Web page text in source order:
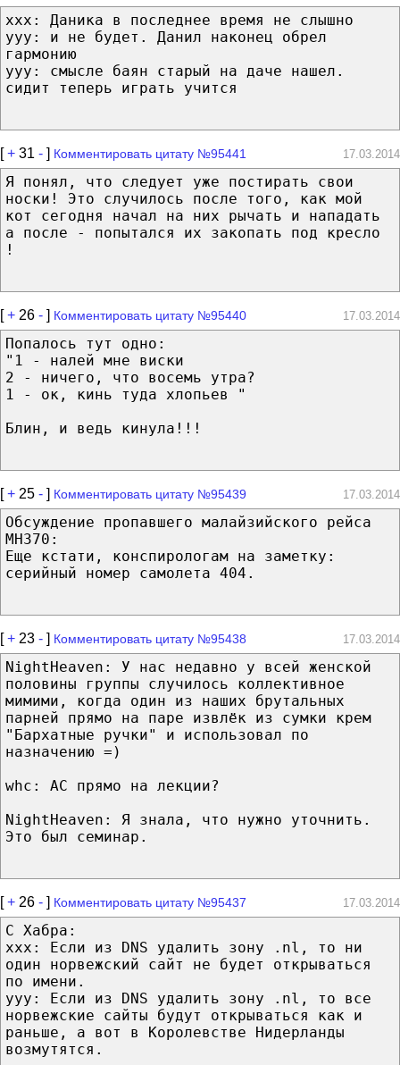
xxx: Даника в последнее время не слышно
yyy: и не будет. Данил наконец обрел
гармонию
yyy: смысле баян старый на даче нашел.
сидит теперь играть учится
[+ 31 - ] Комментировать цитату №95441 17.03.2014
Я понял, что следует уже постирать свои
носки! Это случилось после того, как мой
кот сегодня начал на них рычать и нападать
а после - попытался их закопать под кресло
!
[+ 26 - ] Комментировать цитату №95440 17.03.2014
Попалось тут одно:
"1 - налей мне виски
2 - ничего, что восемь утра?
1 - ок, кинь туда хлопьев "
Блин, и ведь кинула!!!
[+ 25 - ] Комментировать цитату №95439 17.03.2014
Обсуждение пропавшего малайзийского рейса
MH370:
Еще кстати, конспирологам на заметку:
серийный номер самолета 404.
[+ 23 - ] Комментировать цитату №95438 17.03.2014
NightHeaven: У нас недавно у всей женской
половины группы случилось коллективное
мимими, когда один из наших брутальных
парней прямо на паре извлёк из сумки крем
"Бархатные ручки" и использовал по
назначению =)
whc: АС прямо на лекции?
NightHeaven: Я знала, что нужно уточнить.
Это был семинар.
[+ 26 - ] Комментировать цитату №95437 17.03.2014
С Хабра:
xxx: Если из DNS удалить зону .nl, то ни
один норвежский сайт не будет открываться
по имени.
yyy: Если из DNS удалить зону .nl, то все
норвежские сайты будут открываться как и
раньше, а вот в Королевстве Нидерланды
возмутятся.